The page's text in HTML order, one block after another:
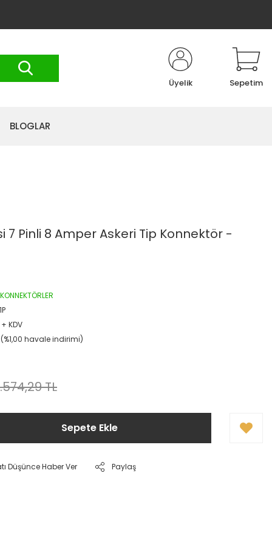
Üyelik Sepetim
BLOGLAR
7 Pinli 8 Amper Askeri Tip Konnektör -
KDV
(%1,00 havale indirimi)
TL
Sepete Ekle
Düşünce Haber Ver Paylaş